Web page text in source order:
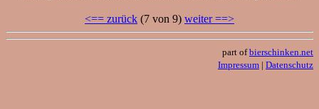
<== zurück (7 von 9) weiter ==>
part ofbierschinken.net
Impressum | Datenschutz